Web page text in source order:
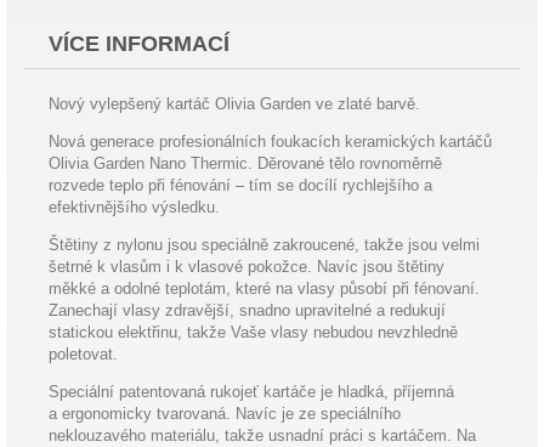
VÍCE INFORMACÍ
Nový vylepšený kartáč Olivia Garden ve zlaté barvě.
Nová generace profesionálních foukacích keramických kartáčů
Olivia Garden Nano Thermic. Děrované tělo rovnoměrně
rozvede teplo při fénování – tím se docílí rychlejšího a
efektivnějšího výsledku.
Štětiny z nylonu jsou speciálně zakroucené, takže jsou velmi
šetrné k vlasům i k vlasové pokožce. Navíc jsou štětiny
měkké a odolné teplotám, které na vlasy působí při fénovaní.
Zanechají vlasy zdravější, snadno upravitelné a redukují
statickou elektřinu, takže Vaše vlasy nebudou nevzhledně
poletovat.
Speciální patentovaná rukojeť kartáče je hladká, příjemná
a ergonomicky tvarovaná. Navíc je ze speciálního
neklouzavého materiálu, takže usnadní práci s kartáčem. Na